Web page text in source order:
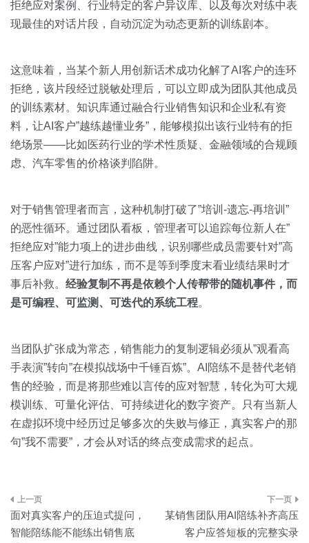
拒绝应对案例、行业特定的客户异议库、以及每次对练中表
现最佳的对话片段，自动沉淀为动态更新的训练剧本。
这意味着，当某个新人用创新话术成功化解了AI客户的连环
拒绝，该片段经过脱敏处理后，可以立即成为团队其他成员
的训练素材。知识库通过融合行业销售知识和企业私有资
料，让AI客户”越练越懂业务”，能够模拟出该行业特有的拒
绝场景——比如医药行业的学术性质疑、金融领域的合规顾
虑、汽车零售的价格谈判陷阱。
对于销售管理者而言，这种机制打破了”培训-遗忘-再培训”
的恶性循环。通过团队看板，管理者可以追踪每位新人在”
拒绝应对”能力项上的进步曲线，识别哪些成员需要针对”高
压客户应对”进行加练，而不是等到季度末看业绩结果时才
事后补救。 经验复制不再是依赖个人传帮带的随机事件，而
是可编程、可监测、可迭代的系统工程。
当团队扩张成为常态，销售能力的复制逻辑必须从”观看高
手表演”转向”在模拟战场中千锤百炼”。AI陪练不是替代老销
售的经验，而是将那些难以言传的应对智慧，转化为可大规
模训练、可量化评估、可持续进化的数字资产。只有当新人
在虚拟环境中经历过足够多次的失败与修正，真实客户的那
句”我不需要”，才会从对话的终点变成需求的起点。
文
章
面对真实客户的压迫式提问，
智能陪练能不能练出销售底
某销售团队用AI陪练补齐高压
客户应答短板的完整实录